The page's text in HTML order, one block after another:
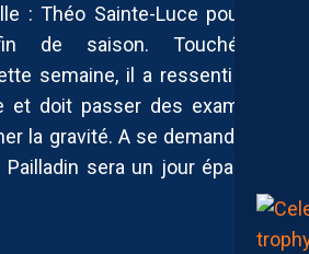
: Théo Sainte-Luce pourrait
de saison. Touché à
semaine, il a ressenti une
et doit passer des examens
la gravité. A se demander si
sera un jour épargné